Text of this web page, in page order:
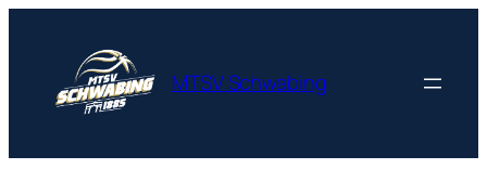
MTSV Schwabing